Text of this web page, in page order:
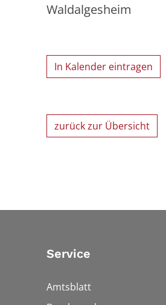
Waldalgesheim
In Kalender eintragen
zurück zur Übersicht
Service
Amtsblatt